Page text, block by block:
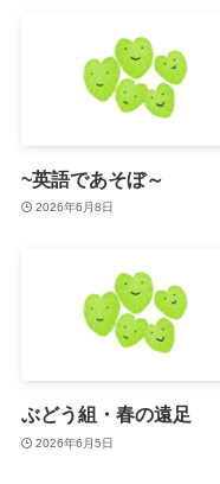
~英語であそぼ～
2026年6月8日
ぶどう組・春の遠足
2026年6月5日